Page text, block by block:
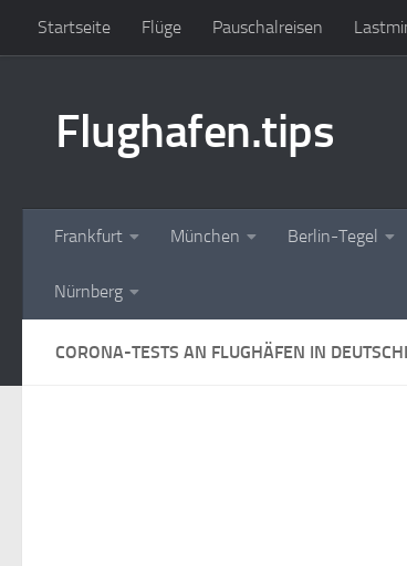
Zum Inhalt springen
Startseite Flüge Pauschalreisen
Flughafen.tips
Frankfurt München Berlin-Tegel
Nürnberg
CORONA-TESTS AN FLUGHÄFEN IN